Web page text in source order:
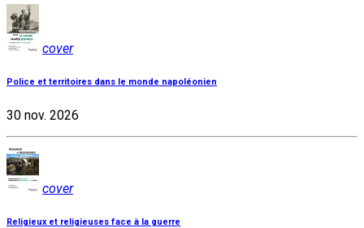
cover
Police et territoires dans le monde napoléonien
30 nov. 2026
cover
Religieux et religieuses face à la guerre